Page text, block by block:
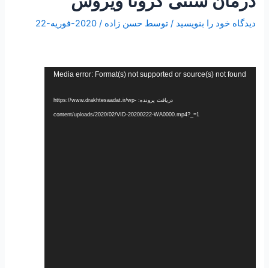
دیدگاه‌ خود را بنویسید / توسطحسن زاده/2020-فوریه-22
نمایشگر
Media error: Format(s) not supported or source(s) not found
دریافت پرونده: https://www.drakhtesaadat.ir/wp-
content/uploads/2020/02/VID-20200222-WA0000.mp4?_=1